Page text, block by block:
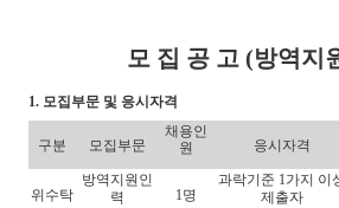
모 집 공 고 (방역지
1. 모집부문 및 응시자격
구분 모집부문
채용인
원
응시자격
위수탁
방역지원인
력
1명
과락기준 1가지 이
제출자